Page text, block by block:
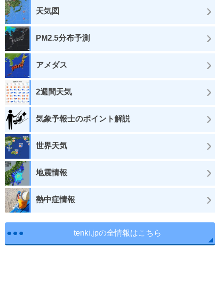
天気図
PM2.5分布予測
アメダス
2週間天気
気象予報士のポイント解説
世界天気
地震情報
熱中症情報
tenki.jpの全情報はこちら